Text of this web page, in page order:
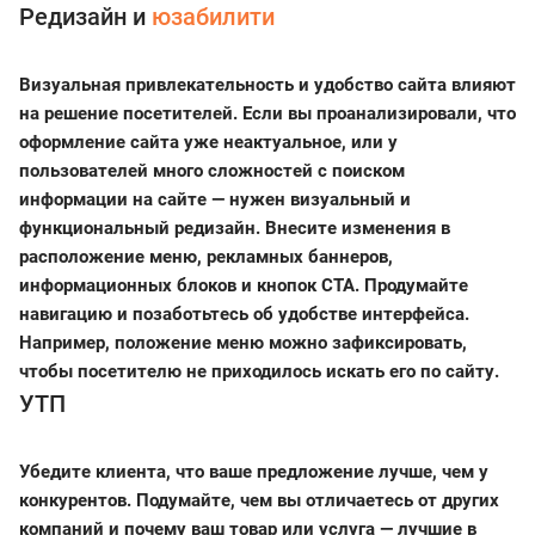
Редизайн и юзабилити
Визуальная привлекательность и удобство сайта влияют
на решение посетителей. Если вы проанализировали, что
оформление сайта уже неактуальное, или у
пользователей много сложностей с поиском
информации на сайте — нужен визуальный и
функциональный редизайн. Внесите изменения в
расположение меню, рекламных баннеров,
информационных блоков и кнопок СТА. Продумайте
навигацию и позаботьтесь об удобстве интерфейса.
Например, положение меню можно зафиксировать,
чтобы посетителю не приходилось искать его по сайту.
УТП
Убедите клиента, что ваше предложение лучше, чем у
конкурентов. Подумайте, чем вы отличаетесь от других
компаний и почему ваш товар или услуга — лучшие в